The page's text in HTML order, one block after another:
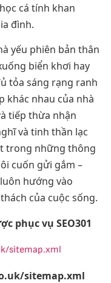
cá tính khan
đình.
yếu phiên bản thân
biển khơi hay
tỏa sáng rạng ranh
khác nhau của nhà
tiếp thừa nhận
và tinh thần lạc
trong những thông
cuốn gửi gắm –
hướng vào
của cuộc sống.
phục vụ SEO301
sitemap.xml
sitemap.xml